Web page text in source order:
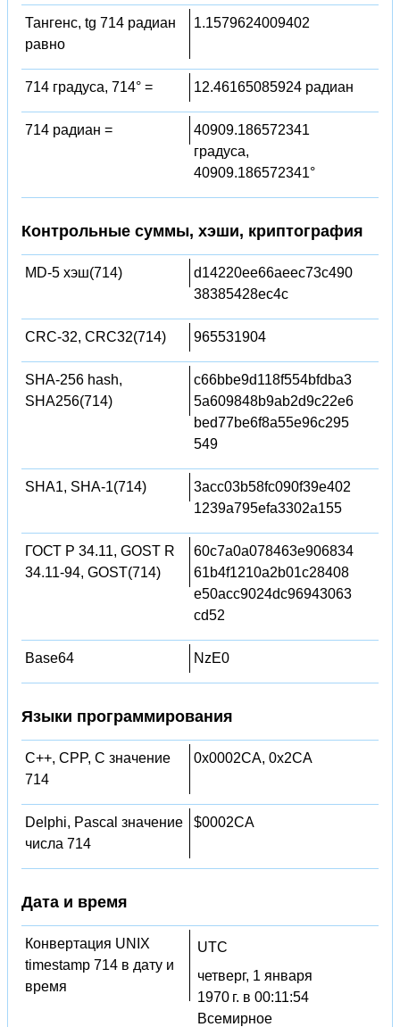
Тангенс, tg 714 радиан
равно
1.1579624009402
714 градуса, 714° = 12.46165085924 радиан
714 радиан =
40909.186572341
градуса,
40909.186572341°
Контрольные суммы, хэши, криптография
MD-5 хэш(714)
d14220ee66aeec73c490
38385428ec4c
CRC-32, CRC32(714) 965531904
SHA-256 hash,
SHA256(714)
c66bbe9d118f554bfdba3
5a609848b9ab2d9c22e6
bed77be6f8a55e96c295
549
SHA1, SHA-1(714)
3acc03b58fc090f39e402
1239a795efa3302a155
ГОСТ Р 34.11, GOST R
34.11-94, GOST(714)
60c7a0a078463e906834
61b4f1210a2b01c28408
e50acc9024dc96943063
cd52
Base64 NzE0
Языки программирования
C++, CPP, C значение
714
0x0002CA, 0x2CA
Delphi, Pascal значение
числа 714
$0002CA
Дата и время
Конвертация UNIX
timestamp 714 в дату и
время
UTC
четверг, 1 января
1970 г. в 00:11:54
Всемирное